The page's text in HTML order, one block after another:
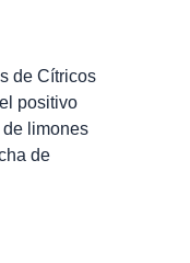
de Cítricos
positivo
limones
de